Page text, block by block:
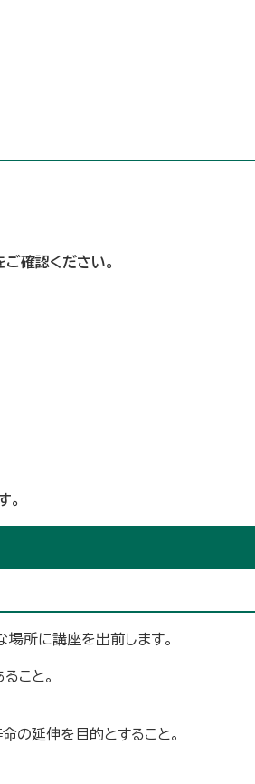
確認ください。
。
所に講座を出前します。
こと。
の延伸を目的とすること。